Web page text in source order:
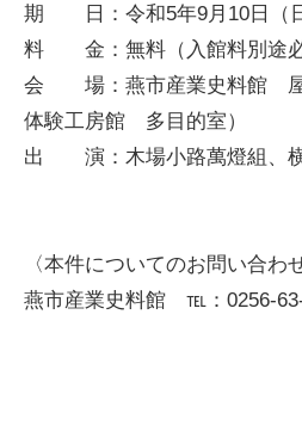
期 日：令和5年9月10日（
料 金：無料（入館料別途必
会 場：燕市産業史料館 屋
体験工房館 多目的室）
出 演：木場小路萬燈組、
〈本件についてのお問い合わ
燕市産業史料館 ℡：0256-